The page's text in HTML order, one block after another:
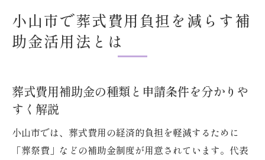
小山市で葬式費用負担を減らす補
助金活用法とは
葬式費用補助金の種類と申請条件を分かりや
すく解説
小山市では、葬式費用の経済的負担を軽減するために
「葬祭費」などの補助金制度が用意されています。代表